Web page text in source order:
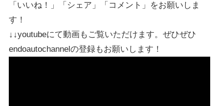
「いいね！」「シェア」「コメント」をお願いしま
す！
↓↓youtubeにて動画もご覧いただけます。ぜひぜひ
endoautochannelの登録もお願いします！